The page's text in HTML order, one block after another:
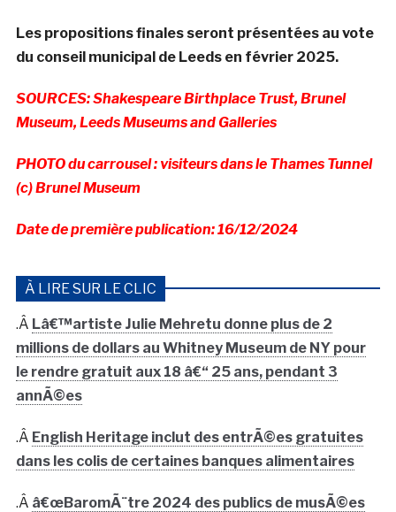
Les propositions finales seront présentées au vote
du conseil municipal de Leeds en février 2025.
SOURCES: Shakespeare Birthplace Trust, Brunel
Museum, Leeds Museums and Galleries
PHOTO du carrousel : visiteurs dans le Thames Tunnel
(c) Brunel Museum
Date de première publication: 16/12/2024
À LIRE SUR LE CLIC
.Â Lâ€™artiste Julie Mehretu donne plus de 2
millions de dollars au Whitney Museum de NY pour
le rendre gratuit aux 18 â€“ 25 ans, pendant 3
annÃ©es
.Â English Heritage inclut des entrÃ©es gratuites
dans les colis de certaines banques alimentaires
.Â â€œBaromÃ¨tre 2024 des publics de musÃ©es